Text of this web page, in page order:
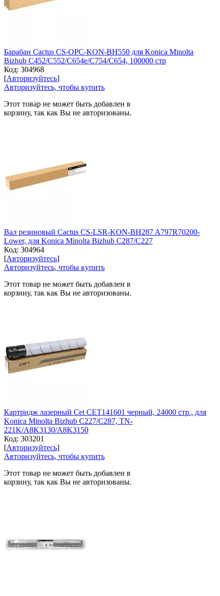
Барабан Cactus CS-OPC-KON-BH550 для Konica Minolta
Bizhub C452/C552/C654e/C754/C654, 100000 стр
Код: 304968
[Авторизуйтесь]
Авторизуйтесь, чтобы купить
Этот товар не может быть добавлен в
корзину, так как Вы не авторизованы.
Вал резиновый Cactus CS-LSR-KON-BH287 A797R70200-
Lower, для Konica Minolta Bizhub C287/C227
Код: 304964
[Авторизуйтесь]
Авторизуйтесь, чтобы купить
Этот товар не может быть добавлен в
корзину, так как Вы не авторизованы.
Картридж лазерный Cet CET141601 черный, 24000 стр., для
Konica Minolta Bizhub C227/C287, TN-
221K/A8K3130/A8K3150
Код: 303201
[Авторизуйтесь]
Авторизуйтесь, чтобы купить
Этот товар не может быть добавлен в
корзину, так как Вы не авторизованы.